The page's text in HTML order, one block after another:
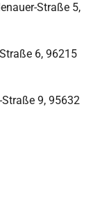
Straße 5,
6, 96215
9, 95632